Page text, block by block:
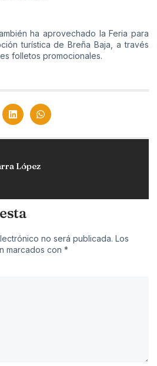
ha aprovechado la Feria para
turística de Breña Baja, a través
folletos promocionales.
López
no será publicada. Los
marcados con *